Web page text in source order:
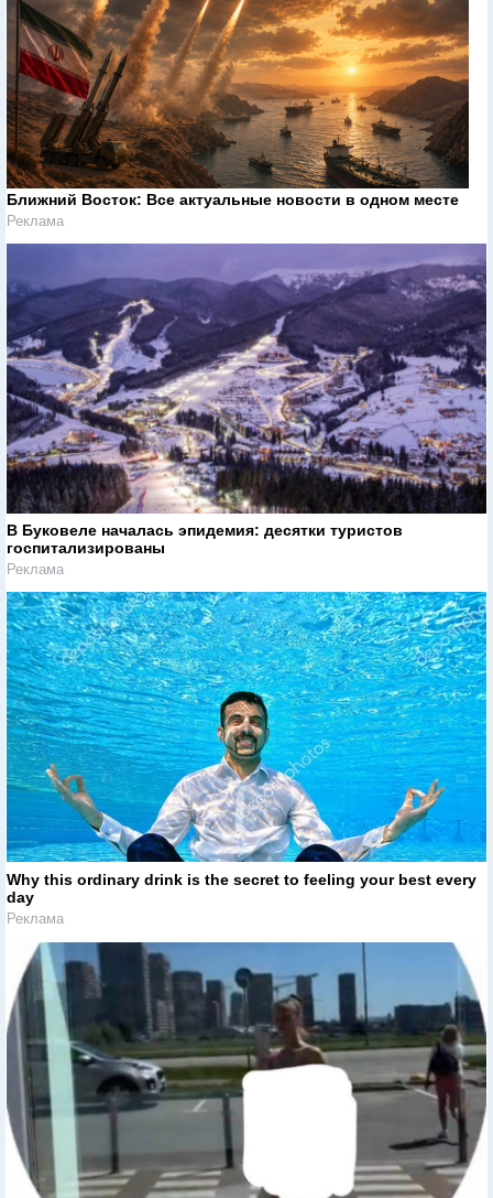
Ближний Восток: Все актуальные новости в одном месте
Реклама
В Буковеле началась эпидемия: десятки туристов
госпитализированы
Реклама
Why this ordinary drink is the secret to feeling your best every
day
Реклама